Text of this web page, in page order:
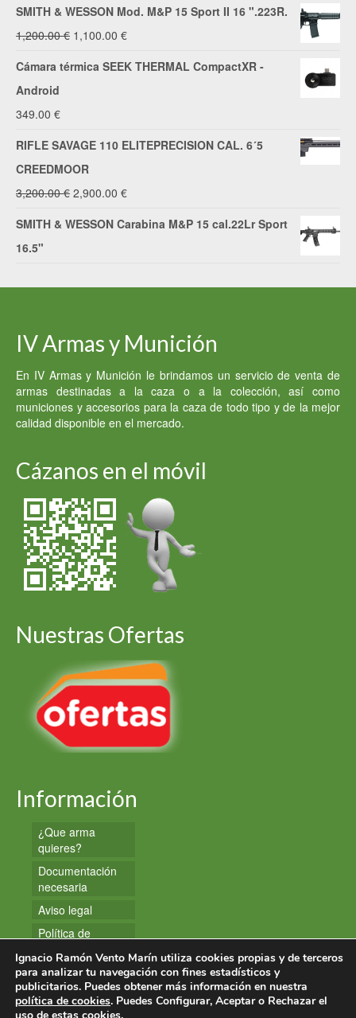
SMITH & WESSON Mod. M&P 15 Sport II 16 ".223R.
1,200.00€ El
precio
1,100.00 €El
precio
Cámara térmica SEEK THERMAL CompactXR -
Android
349.00 €
RIFLE SAVAGE 110 ELITEPRECISION CAL. 6´5
CREEDMOOR
3,200.00€ El
precio
3,200.00 €.
2,900.00 €El
precio
2,900.00 €.
SMITH & WESSON Carabina M&P 15 cal.22Lr Sport
16.5"
IV Armas y Munición
En IV Armas y Munición le brindamos un servicio de venta de
armas destinadas a la caza o a la colección, así como
municiones y accesorios para la caza de todo tipo y de la mejor
calidad disponible en el mercado.
Cázanos en el móvil
Nuestras Ofertas
Información
¿Que arma
quieres?
Documentación
necesaria
Aviso legal
Política de
privacidad
Política de
cookies
Ignacio Ramón Vento Marín utiliza cookies propias y de terceros
para analizar tu navegación con fines estadísticos y
publicitarios. Puedes obtener más información en nuestra
política de cookies. Puedes Configurar, Aceptar o Rechazar el